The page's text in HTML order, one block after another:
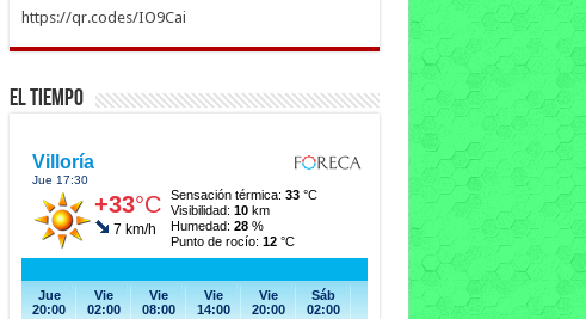
https://qr.codes/IO9Cai
El Tiempo